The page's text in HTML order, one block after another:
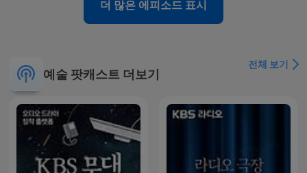
더 많은 에피소드 표시
예술 팟캐스트 더보기
전체 보기